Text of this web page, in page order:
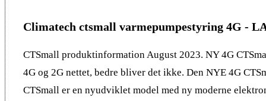
Climatech ctsmall varmepumpestyring 4G -
CTSmall produktinformation August 2023. NY 4G
4G og 2G nettet, bedre bliver det ikke. Den NYE 4G
CTSmall er en nyudviklet model med ny moderne